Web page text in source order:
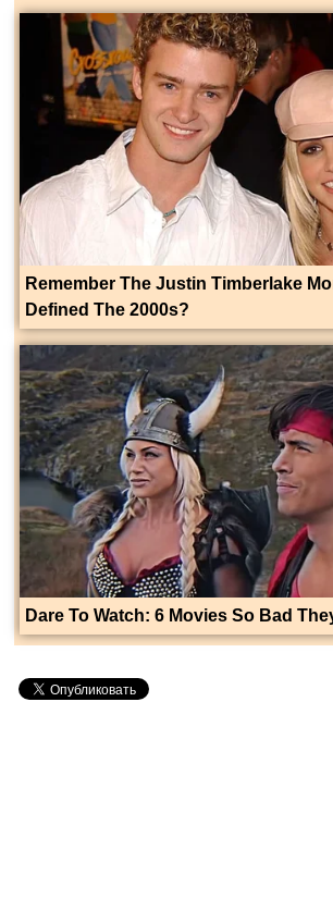
Remember The Justin Timberlake
Defined The 2000s?
Dare To Watch: 6 Movies So Bad